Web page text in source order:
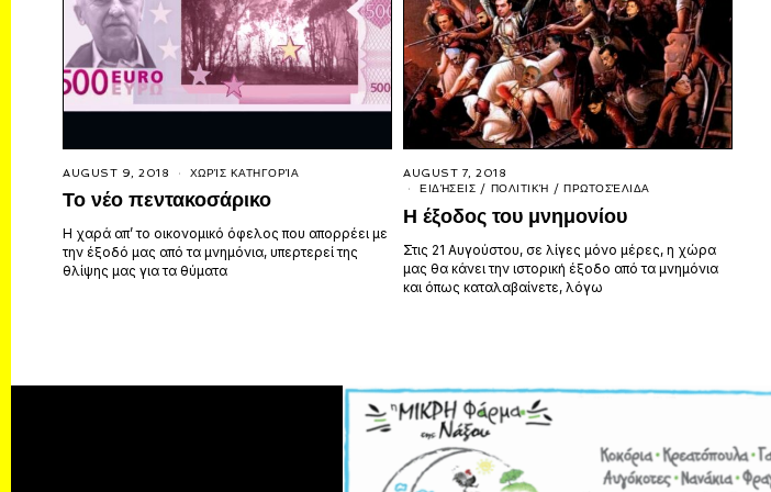
AUGUST 9, 2018 ΧΩΡΊΣ ΚΑΤΗΓΟΡΊΑ
Το νέο πεντακοσάρικο
Η χαρά απ’ το οικονομικό όφελος που απορρέει με
την έξοδό μας από τα μνημόνια, υπερτερεί της
θλίψης μας για τα θύματα
AUGUST 7, 2018
ΕΙΔΉΣΕΙΣ / ΠΟΛΙΤΙΚΉ / ΠΡΩΤΟΣΈΛΙΔΑ
Η έξοδος του μνημονίου
Στις 21 Αυγούστου, σε λίγες μόνο μέρες, η χώρα
μας θα κάνει την ιστορική έξοδο από τα μνημόνια
και όπως καταλαβαίνετε, λόγω